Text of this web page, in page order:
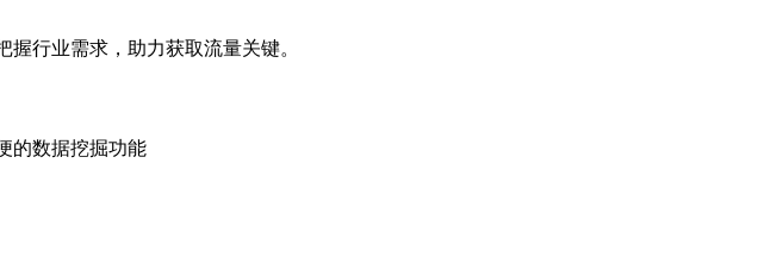
行业需求，助力获取流量关键。
的数据挖掘功能